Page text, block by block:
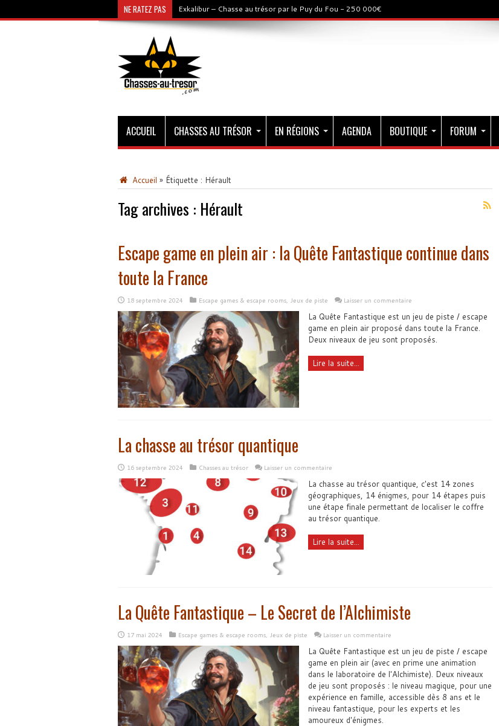
NE RATEZ PAS Exkalibur – Chasse au trésor par le Puy du Fou - 250 000€
ACCUEIL CHASSES AU TRÉSOR EN RÉGIONS AGENDA BOUTIQUE FORUM
Accueil » Étiquette : Hérault
Tag archives : Hérault
Escape game en plein air : la Quête Fantastique continue dans
toute la France
18 septembre 2024 Escape games & escape rooms, Jeux de piste Laisser un commentaire
La Quête Fantastique est un jeu de piste / escape
game en plein air proposé dans toute la France.
Deux niveaux de jeu sont proposés.
Lire la suite...
La chasse au trésor quantique
16 septembre 2024 Chasses au trésor Laisser un commentaire
La chasse au trésor quantique, c'est 14 zones
géographiques, 14 énigmes, pour 14 étapes puis
une étape finale permettant de localiser le coffre
au trésor quantique.
Lire la suite...
La Quête Fantastique – Le Secret de l’Alchimiste
17 mai 2024 Escape games & escape rooms, Jeux de piste Laisser un commentaire
La Quête Fantastique est un jeu de piste / escape
game en plein air (avec en prime une animation
dans le laboratoire de l'Alchimiste). Deux niveaux
de jeu sont proposés : le niveau magique, pour une
expérience en famille, accessible dès 8 ans et le
niveau fantastique, pour les experts et les
amoureux d'énigmes.